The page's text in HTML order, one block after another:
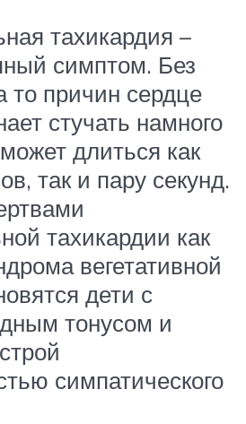
тахикардия –
симптом. Без
то причин сердце
стучать намного
длиться как
так и пару секунд.
тахикардии как
вегетативной
дети с
тонусом и
симпатического